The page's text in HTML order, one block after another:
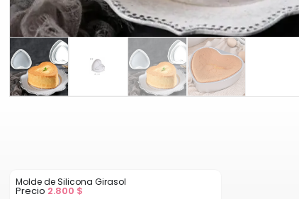
Molde de Silicona Girasol
Precio 2.800 $